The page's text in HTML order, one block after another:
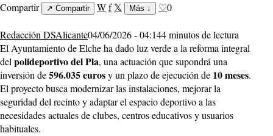
Compartir ↗ Compartir Wf 𝕏 Más ↓ ♡0
Redacción DSAlicante04/06/2026 - 04:144 minutos de lectura
El Ayuntamiento de Elche ha dado luz verde a la reforma integral
delpolideportivo del Pla, una actuación que supondrá una
inversión de596.035 eurosy un plazo de ejecución de 10 meses.
El proyecto busca modernizar las instalaciones, mejorar la
seguridad del recinto y adaptar el espacio deportivo a las
necesidades actuales de clubes, centros educativos y usuarios
habituales.